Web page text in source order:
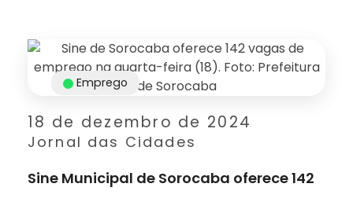
18 de dezembro de 2024
Jornal das Cidades
Emprego
Sine Municipal de Sorocaba oferece 142